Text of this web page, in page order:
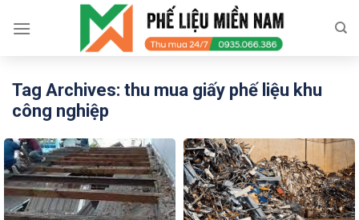
Tag Archives: thu mua giấy phế liệu khu
công nghiệp